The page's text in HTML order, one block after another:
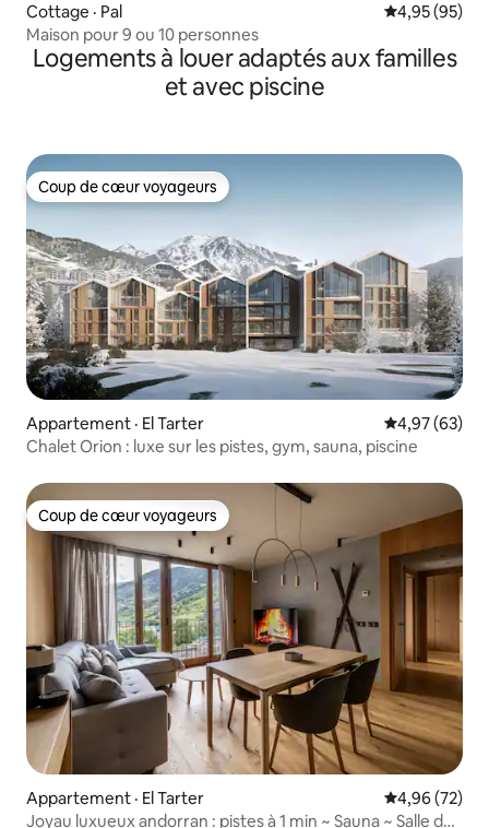
Cottage · Pal Note
4,95 (95)
Maison pour 9 ou 10 personnes
Logements à louer adaptés aux familles
et avec piscine
Coup de cœur voyageurs
Coup de cœur voyageurs
Appartement · El Tarter Note
4,97 (63)
Chalet Orion : luxe sur les pistes, gym, sauna, piscine
Coup de cœur voyageurs
Coup de cœur voyageurs
Appartement · El Tarter Note
4,96 (72)
Joyau luxueux andorran : pistes à 1 min ~ Sauna ~ Salle de